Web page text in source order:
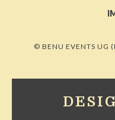
© BENU EVENTS UG